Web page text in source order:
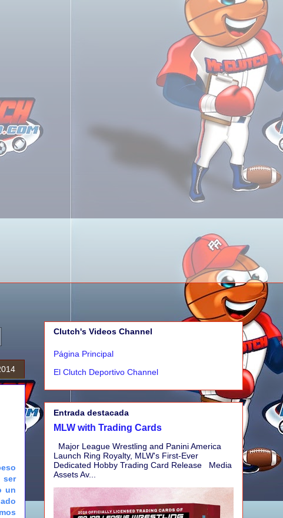
ser
un
Clutch's Videos Channel
Página Principal
El Clutch Deportivo Channel
Entrada destacada
MLW with Trading Cards
Major League Wrestling and Panini America
Launch Ring Royalty, MLW's First-Ever
Dedicated Hobby Trading Card Release Media
Assets Av...